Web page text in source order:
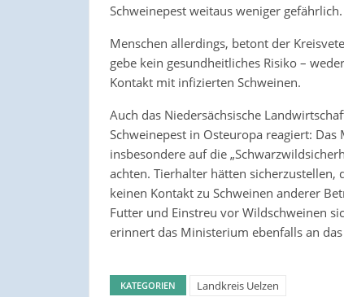
Schweinepest weitaus weniger gefährlich.
Menschen allerdings, betont der
gebe kein gesundheitliches Risiko –
Kontakt mit infizierten Schweinen.
Auch das Niedersächsische
Schweinepest in Osteuropa reagiert:
insbesondere auf die
achten. Tierhalter hätten
keinen Kontakt zu Schweinen anderer
Futter und Einstreu vor Wildschweinen
erinnert das Ministerium ebenfalls an
KATEGORIEN Landkreis Uelzen